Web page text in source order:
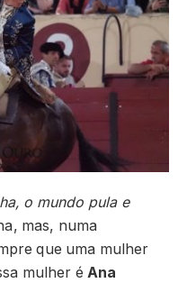
o mundo pula e
mas, numa
que uma mulher
mulher é Ana